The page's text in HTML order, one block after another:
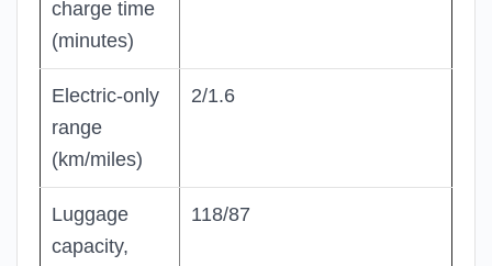
charge time
(minutes)
Electric-only
range
(km/miles)
2/1.6
Luggage
capacity,
118/87